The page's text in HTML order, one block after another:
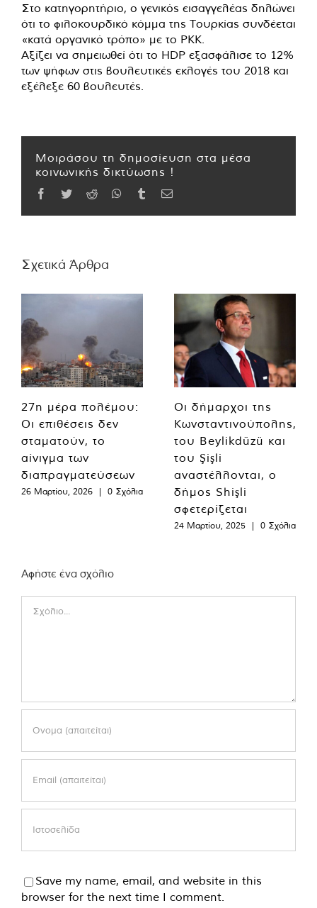
Στο κατηγορητήριο, ο γενικός εισαγγελέας δηλώνει
ότι το φιλοκουρδικό κόμμα της Τουρκίας συνδέεται
«κατά οργανικό τρόπο» με το PKK.
Αξίζει να σημειωθεί ότι το HDP εξασφάλισε το 12%
των ψήφων στις βουλευτικές εκλογές του 2018 και
εξέλεξε 60 βουλευτές.
Μοιράσου τη δημοσίευση στα μέσα
κοινωνικής δικτύωσης !
Facebook
TwitterReddit WhatsApp
TumblrEmail
Σχετικά Άρθρα
27η μέρα πολέμου:
Οι επιθέσεις δεν
σταματούν, το
αίνιγμα των
διαπραγματεύσεων
26 Μαρτίου, 2026 | 0 Σχόλια
Οι δήμαρχοι της
Κωνσταντινούπολης,
του Beylikdüzü και
του Şişli
αναστέλλονται, ο
δήμος Shişli
σφετερίζεται
24 Μαρτίου, 2025 | 0 Σχόλια
Αφήστε ένα σχόλιο
Save my name, email, and website in this
browser for the next time I comment.